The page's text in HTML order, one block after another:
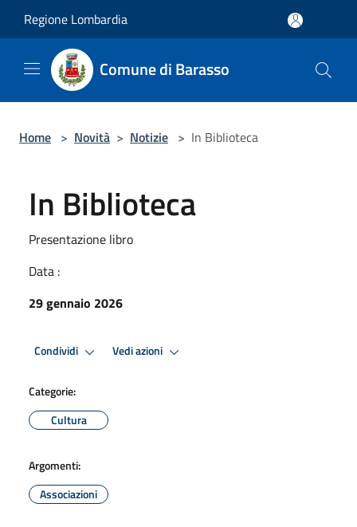
Regione Lombardia
Comune di Barasso
Home > Novità > Notizie > In Biblioteca
In Biblioteca
Presentazione libro
Data :
29 gennaio 2026
Condividi Vedi azioni
Categorie:
Cultura
Argomenti:
Associazioni